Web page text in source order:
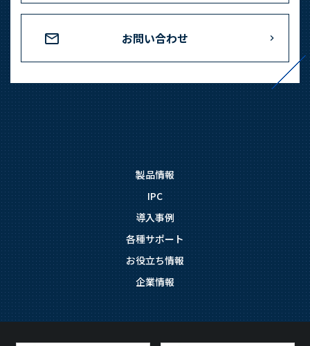
お問い合わせ
製品情報
IPC
導入事例
各種サポート
お役立ち情報
企業情報